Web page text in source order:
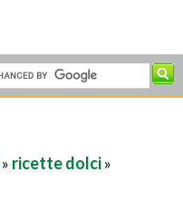
» ricette dolci»